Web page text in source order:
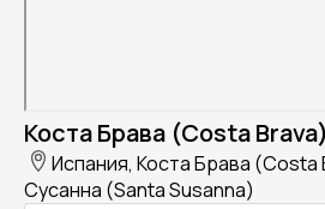
Коста Брава (Costa
Испания, Коста Брава (Costa
Сусанна (Santa Susanna)